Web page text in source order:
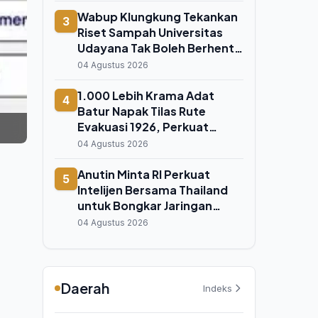
3 Wabup Klungkung Tekankan
Riset Sampah Universitas
Udayana Tak Boleh Berhenti
di Atas Kertas
04 Agustus 2026
4 1.000 Lebih Krama Adat
Batur Napak Tilas Rute
Evakuasi 1926, Perkuat
Ikatan Spiritual dengan
04 Agustus 2026
5 Anutin Minta RI Perkuat
Intelijen Bersama Thailand
untuk Bongkar Jaringan
Online Scam Lintas Negara
04 Agustus 2026
Daerah Indeks